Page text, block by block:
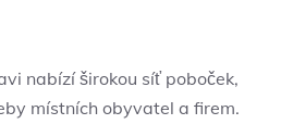
nabízí širokou síť poboček,
místních obyvatel a firem.